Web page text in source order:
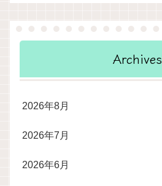
Archives
2026年8月
2026年7月
2026年6月